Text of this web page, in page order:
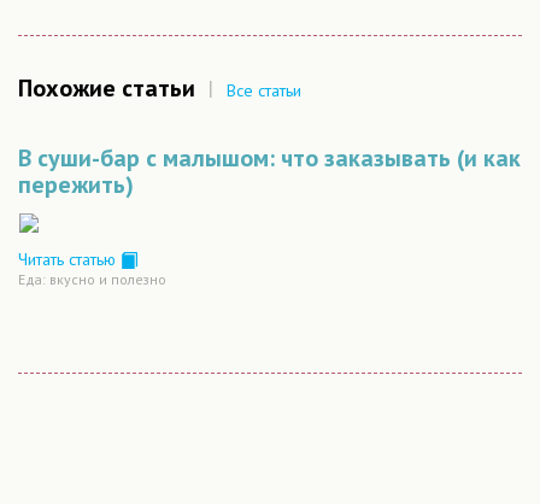
Похожие статьи | Все статьи
В суши-бар с малышом: что заказывать (и как
пережить)
Читать статью
Еда: вкусно и полезно